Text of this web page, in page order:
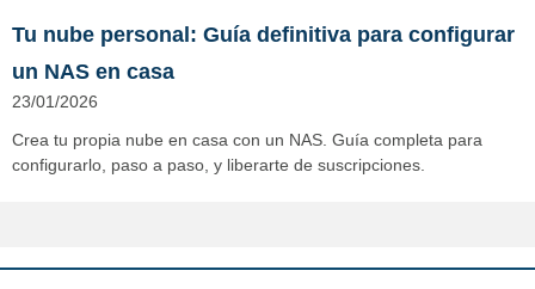
Tu nube personal: Guía definitiva para configurar
un NAS en casa
23/01/2026
Crea tu propia nube en casa con un NAS. Guía completa para
configurarlo, paso a paso, y liberarte de suscripciones.